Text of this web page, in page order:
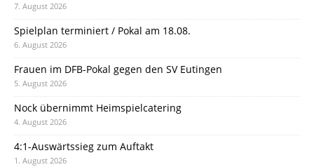
7. August 2026
Spielplan terminiert / Pokal am 18.08.
6. August 2026
Frauen im DFB-Pokal gegen den SV Eutingen
5. August 2026
Nock übernimmt Heimspielcatering
4. August 2026
4:1-Auswärtssieg zum Auftakt
1. August 2026